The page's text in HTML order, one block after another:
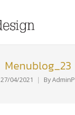
Menublog_23
27/04/2021 ByAdminP